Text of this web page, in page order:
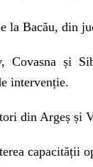
la Bacău, din
Covasna și
intervenție.
din Argeș și
capacității